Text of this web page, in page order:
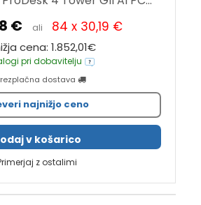
€ ali 84 x 30,19 €
cena: 1.852,01€
pri dobavitelju
dostava
najnižjo ceno
v košarico
z ostalimi